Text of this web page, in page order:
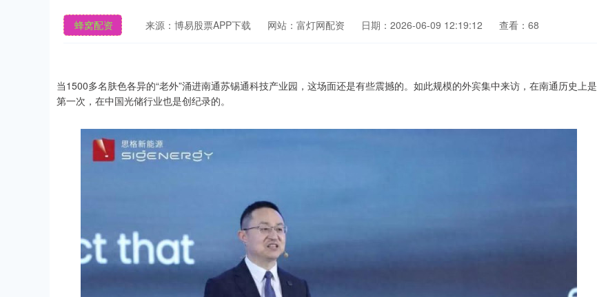
蜂窝配资 来源：博易股票APP下载 网站：富灯网配资 日期：2026-06-09 12:19:12 查看：68
当1500多名肤色各异的“老外”涌进南通苏锡通科技产业园，这场面还是有些震撼的。如此规模的外宾集中来访，在南通历史上是
第一次，在中国光储行业也是创纪录的。